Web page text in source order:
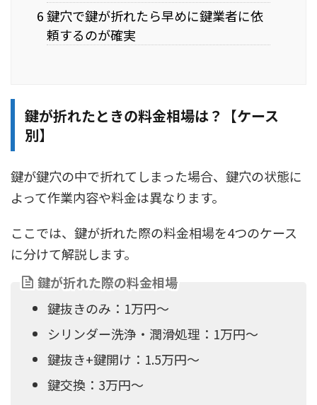
6 鍵穴で鍵が折れたら早めに鍵業者に依
頼するのが確実
鍵が折れたときの料金相場は？【ケース
別】
鍵が鍵穴の中で折れてしまった場合、鍵穴の状態に
よって作業内容や料金は異なります。
ここでは、鍵が折れた際の料金相場を4つのケース
に分けて解説します。
鍵が折れた際の料金相場
鍵抜きのみ：1万円～
シリンダー洗浄・潤滑処理：1万円～
鍵抜き+鍵開け：1.5万円〜
鍵交換：3万円～